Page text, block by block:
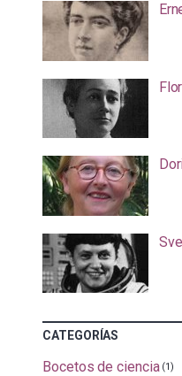
CATEGORÍAS
Bocetos de ciencia (1)